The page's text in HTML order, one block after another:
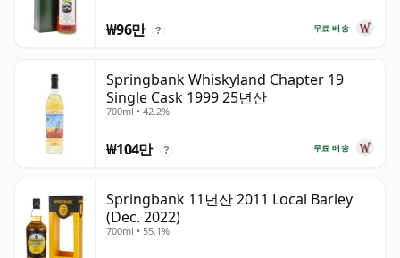
무료 배송
₩96만 ?
Springbank Whiskyland Chapter 19
Single Cask 1999 25년산
700ml • 42.2%
무료 배송
₩104만 ?
Springbank 11년산 2011 Local Barley
(Dec. 2022)
700ml • 55.1%